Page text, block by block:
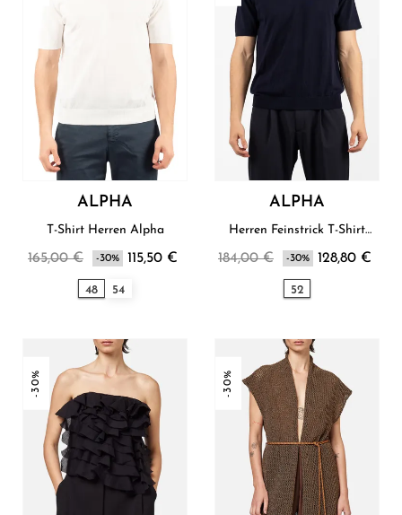
ALPHA
T-Shirt Herren Alpha
165,00 € -30% 115,50 €
48 54
ALPHA
Herren Feinstrick T-Shirt
184,00 € -30% 128,80 €
52
-30% -30%